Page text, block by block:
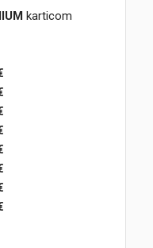
karticom